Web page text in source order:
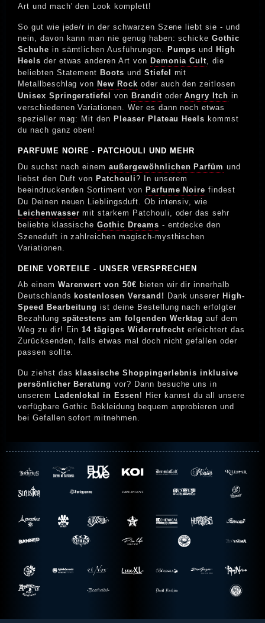
Art und mach' den Look komplett!
So gut wie jede/r in der schwarzen Szene liebt sie - und
nein, davon kann man nie genug haben: schickeGothic
Schuhe in sämtlichen Ausführungen. Pumps und High
Heels der etwas anderen Art von Demonia Cult, die
beliebten Statement Boots und Stiefel
mit
Metallbeschlag von New Rock oder auch den zeitlosen
Unisex Springerstiefel
von BranditoderAngry Itch in
verschiedenen Variationen. Wer es dann noch etwas
spezieller mag: Mit den Pleaser Plateau Heels kommst
du nach ganz oben!
PARFUME NOIRE - PATCHOULI UND MEHR
Du suchst nach einemaußergewöhnlichen Parfüm und
liebst den Duft von Patchouli? In unserem
beeindruckenden Sortiment von Parfume Noire findest
Du Deinen neuen Lieblingsduft. Ob intensiv, wie
Leichenwasser mit starkem Patchouli, oder das sehr
beliebte klassischeGothic Dreams - entdecke den
Szeneduft in zahlreichen magisch-mysthischen
Variationen.
DEINE VORTEILE - UNSER VERSPRECHEN
Ab einem Warenwert von 50€ bieten wir dir innerhalb
Deutschlands kostenlosen Versand! Dank unserer High-
Speed Bearbeitung ist deine Bestellung nach erfolgter
Bezahlung spätestens am folgenden Werktag auf dem
Weg zu dir! Ein14 tägiges Widerrufrecht erleichtert das
Zurücksenden, falls etwas mal doch nicht gefallen oder
passen sollte.
Du ziehst das klassische Shoppingerlebnis inklusive
persönlicher Beratung vor? Dann besuche uns in
unserem Ladenlokal in Essen! Hier kannst du all unsere
verfügbare Gothic Bekleidung bequem anprobieren und
bei Gefallen sofort mitnehmen.